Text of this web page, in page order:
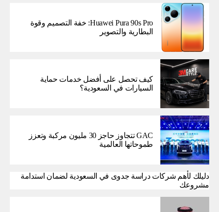
Huawei Pura 90s Pro: خفة التصميم وقوة
البطارية والتصوير
كيف تحصل على أفضل خدمات حماية
السيارات في السعودية؟
GAC تتجاوز حاجز 30 مليون مركبة وتعزز
طموحاتها العالمية
دليلك لأهم شركات دراسة جدوى في السعودية لضمان استدامة
مشروعك